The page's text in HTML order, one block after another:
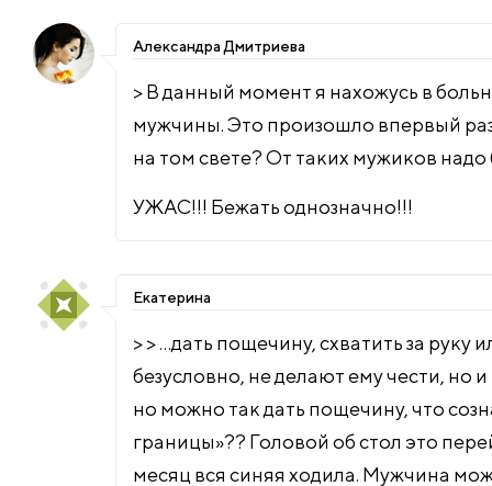
Александра Дмитриева
> В данный момент я нахожусь в
мужчины. Это произошло впервый
на том свете? От таких мужиков надо
УЖАС!!! Бежать однозначно!!!
Екатерина
> > …дать пощечину, схватить за
безусловно, не делают ему чести, но
но можно так дать пощечину, что
границы»?? Головой об стол это
месяц вся синяя ходила. Мужчина